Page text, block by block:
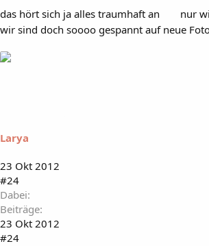
das hört sich ja alles traumhaft an
nur
wir sind doch soooo gespannt auf neue
Larya
23 Okt 2012
#24
Dabei
Beiträge
23 Okt 2012
#24